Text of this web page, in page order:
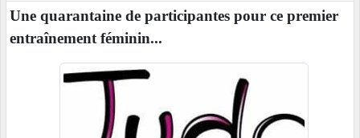
Une quarantaine de participantes pour ce premier
entraînement féminin...